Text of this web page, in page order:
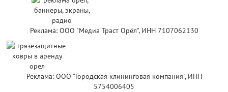
Реклама: ООО "Медиа Траст Орёл", ИНН 7107062130
Реклама: ООО "Городская клининговая компания", ИНН
5754006405